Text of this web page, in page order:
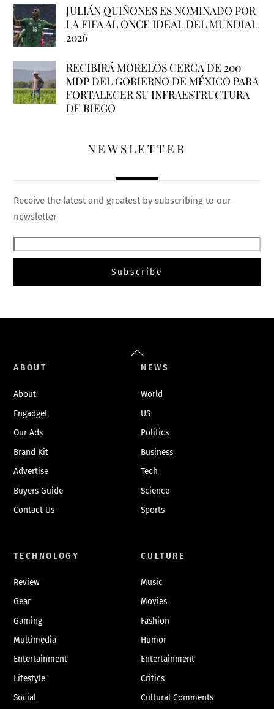
JULIÁN QUIÑONES ES NOMINADO POR
LA FIFA AL ONCE IDEAL DEL MUNDIAL
2026
RECIBIRÁ MORELOS CERCA DE 200
MDP DEL GOBIERNO DE MÉXICO PARA
FORTALECER SU INFRAESTRUCTURA
DE RIEGO
NEWSLETTER
Receive the latest and greatest by subscribing to our
newsletter
Back
To
ABOUT
About
Engadget
Our Ads
Brand Kit
Advertise
Buyers Guide
Contact Us
NEWS
World
US
Politics
Business
Tech
Science
Sports
TECHNOLOGY
Review
Gear
Gaming
Multimedia
Entertainment
Lifestyle
Social
CULTURE
Music
Movies
Fashion
Humor
Entertainment
Critics
Cultural Comments